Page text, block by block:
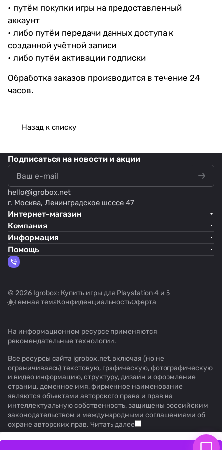
• путём покупки игры на предоставленный
аккаунт
• либо путём передачи данных доступа к
созданной учётной записи
• либо путём активации подписки
Обработка заказов производится в течение 24
часов.
Назад к списку
Подписаться на новости и акции
hello@igrobox.net
г. Москва, Ленинградское шоссе 47
Интернет-магазин
Компания
Информация
Помощь
© 2026 Igrobox: Купить игры для Playstation 4 и 5
Темная темаКонфиденциальностьОферта
На информационном ресурсе применяются
рекомендательные технологии.
Все ресурсы сайта igrobox.net, включая (но не
ограничиваясь) текстовую, графическую, фотографическую
и видео информацию, структуру, дизайн и оформление
страниц, доменное имя, фирменное наименование
являются объектами авторского права и прав на
интеллектуальную собственность, защищены российским
законодательством и международными соглашениями об
охране авторских прав. Читать далее